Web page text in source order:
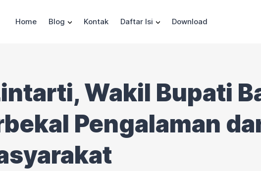
Home Blog Kontak Daftar Isi Download
Wakil Bupati
Pengalaman